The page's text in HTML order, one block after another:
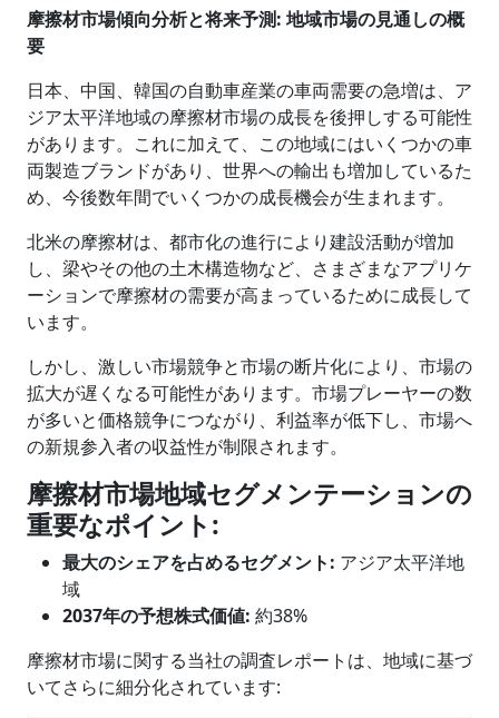
摩擦材市場傾向分析と将来予測: 地域市場の見通しの概
要
日本、中国、韓国の自動車産業の車両需要の急増は、ア
ジア太平洋地域の摩擦材市場の成長を後押しする可能性
があります。これに加えて、この地域にはいくつかの車
両製造ブランドがあり、世界への輸出も増加しているた
め、今後数年間でいくつかの成長機会が生まれます。
北米の摩擦材は、都市化の進行により建設活動が増加
し、梁やその他の土木構造物など、さまざまなアプリケ
ーションで摩擦材の需要が高まっているために成長して
います。
しかし、激しい市場競争と市場の断片化により、市場の
拡大が遅くなる可能性があります。市場プレーヤーの数
が多いと価格競争につながり、利益率が低下し、市場へ
の新規参入者の収益性が制限されます。
摩擦材市場地域セグメンテーションの
重要なポイント:
最大のシェアを占めるセグメント: アジア太平洋地
域
2037年の予想株式価値: 約38%
摩擦材市場に関する当社の調査レポートは、地域に基づ
いてさらに細分化されています: